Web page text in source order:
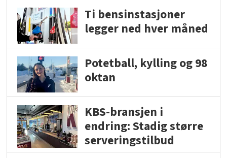
Ti bensinstasjoner
legger ned hver måned
Potetball, kylling og 98
oktan
KBS-bransjen i
endring: Stadig større
serveringstilbud